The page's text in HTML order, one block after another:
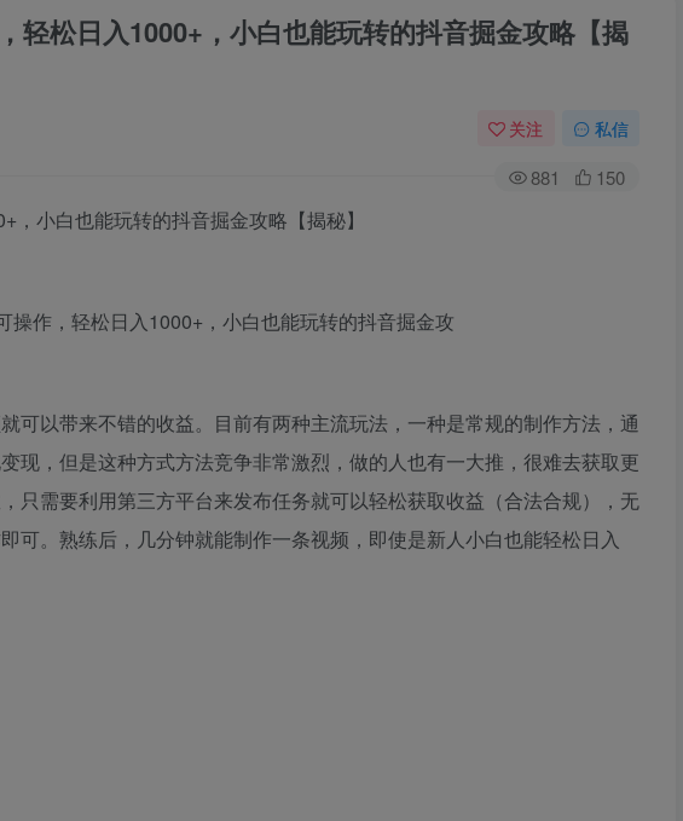
轻松日入1000+，小白也能玩转的抖音掘金攻略【揭
关注 私信
881 150
小白也能玩转的抖音掘金攻略【揭秘】
可以带来不错的收益。目前有两种主流玩法，一种是常规的制作方法，通
现，但是这种方式方法竞争非常激烈，做的人也有一大推，很难去获取更
只需要利用第三方平台来发布任务就可以轻松获取收益（合法合规），无
可。熟练后，几分钟就能制作一条视频，即使是新人小白也能轻松日入